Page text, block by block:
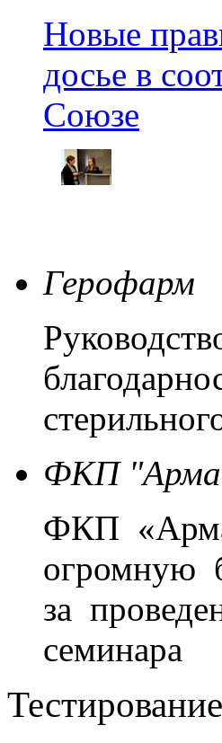
Новые
досье в
Союзе
Герофарм
ФКП
ФКП
огромную
за
семинара
Тестирование